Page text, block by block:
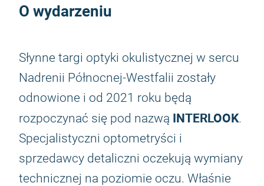
O wydarzeniu
Słynne targi optyki okulistycznej w sercu
Nadrenii Północnej-Westfalii zostały
odnowione i od 2021 roku będą
rozpoczynać się pod nazwą INTERLOOK.
Specjalistyczni optometryści i
sprzedawcy detaliczni oczekują wymiany
technicznej na poziomie oczu. Właśnie